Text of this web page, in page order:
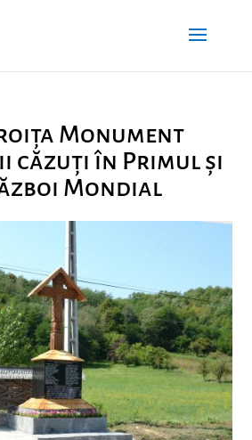
Monument
căzuți în Primul și
Mondial